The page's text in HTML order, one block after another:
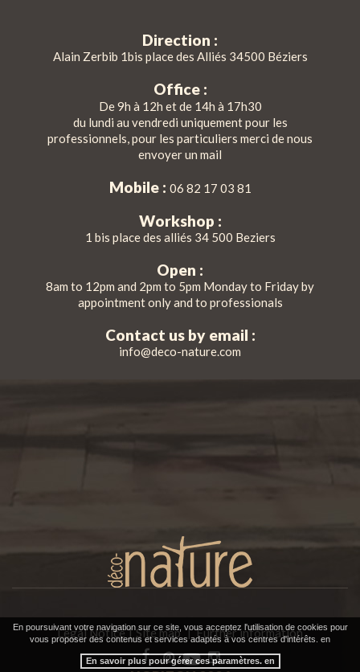
Direction :
Alain Zerbib 1bis place des Alliés 34500 Béziers
Office :
De 9h à 12h et de 14h à 17h30
du lundi au vendredi uniquement pour les
professionnels, pour les particuliers merci de nous
envoyer un mail
Mobile : 06 82 17 03 81
Workshop :
1 bis place des alliés 34 500 Beziers
Open :
8am to 12pm and 2pm to 5pm Monday to Friday by
appointment only and to professionals
Contact us by email :
info@deco-nature.com
Legal Notice Site map |Further information
En poursuivant votre navigation sur ce site, vous acceptez l'utilisation de cookies pour
vous proposer des contenus et services adaptés à vos centres d'intérêts. en
En savoir plus pour gérer ces paramètres. en